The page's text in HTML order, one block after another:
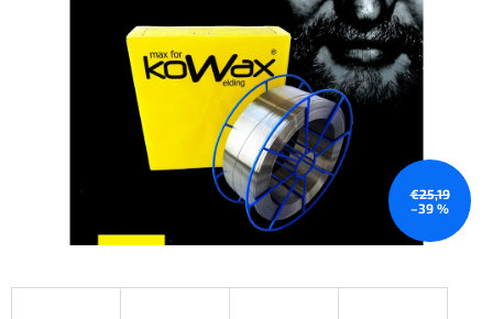
€25,19
–39 %